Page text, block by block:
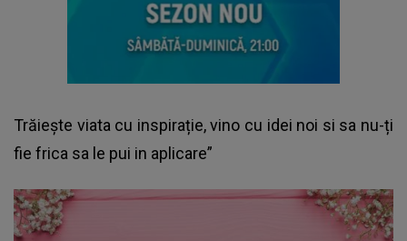
Trăiește viata cu inspirație, vino cu idei noi si sa nu-ți
fie frica sa le pui in aplicare”